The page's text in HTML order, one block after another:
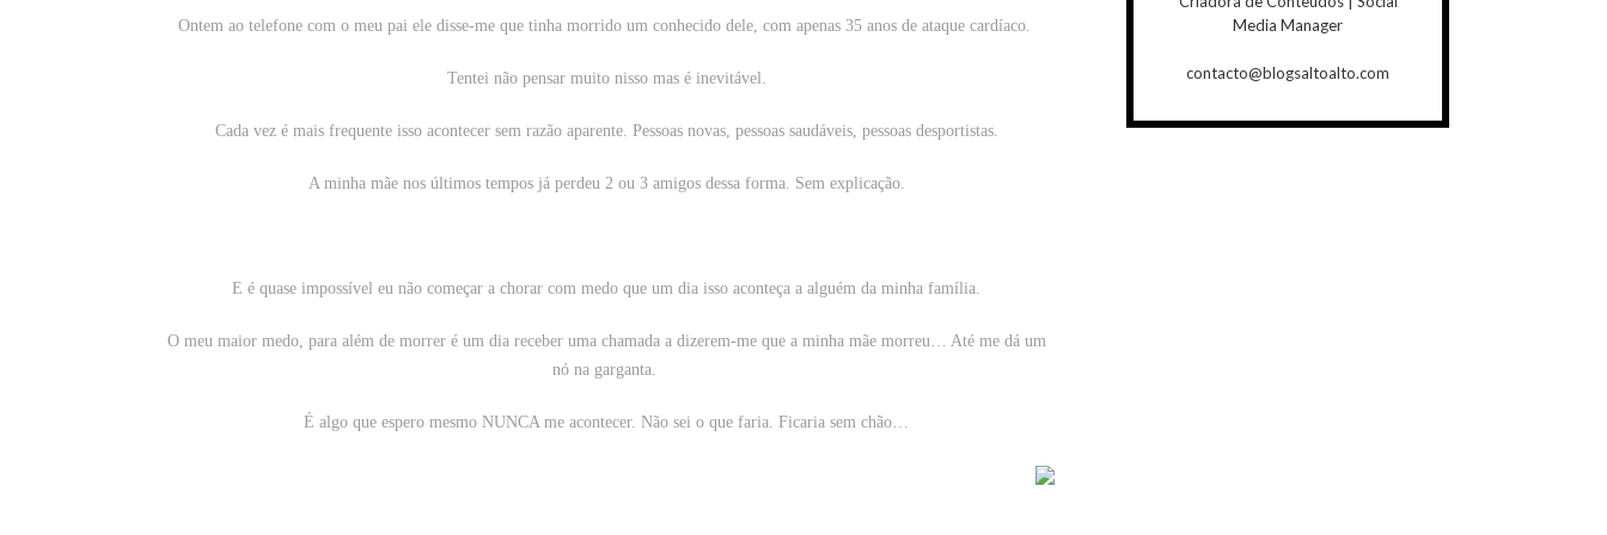
Ontem ao telefone com o meu pai ele disse-me que tinha morrido um conhecido dele, com apenas 35 anos de ataque cardíaco.
Tentei não pensar muito nisso mas é inevitável.
Cada vez é mais frequente isso acontecer sem razão aparente. Pessoas novas, pessoas saudáveis, pessoas desportistas.
A minha mãe nos últimos tempos já perdeu 2 ou 3 amigos dessa forma. Sem explicação.
E é quase impossível eu não começar a chorar com medo que um dia isso aconteça a alguém da minha família.
O meu maior medo, para além de morrer é um dia receber uma chamada a dizerem-me que a minha mãe morreu… Até me dá um
nó na garganta.
É algo que espero mesmo NUNCA me acontecer. Não sei o que faria. Ficaria sem chão…
Media Manager
contacto@blogsaltoalto.com